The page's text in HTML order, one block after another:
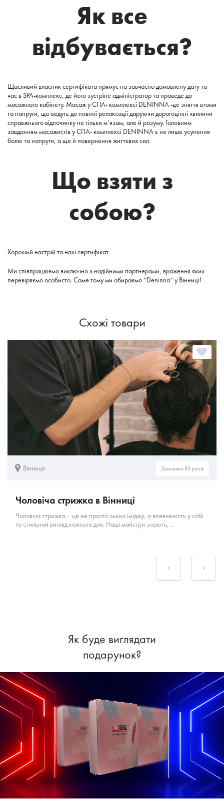
Як все
відбувається?
Щасливий власник сертифіката прямує на завчасно домовлену дату та
час в SPA-комплекс, де його зустріне адміністратор та проведе до
масажного кабінету. Масаж у СПА- комплексі DENINNA -це зняття втоми
та напруги, що ведуть до повної релаксації даруючи дорогоцінні хвилини
справжнього відпочинку не тільки м’язам, але й розуму. Головним
завданням масажистів у СПА- комплексі DENINNA є не лише усунення
болю та напруги, а ще й повернення життєвих сил.
Що взяти з
собою?
Хороший настрій та наш сертифікат.
Ми співпрацюємо виключно з надійними партнерами, враження яких
перевіряємо особисто. Саме тому ми обираємо “Deninna” у Вінниці!
Схожі товари
Вінниця Замовили 83 разів
Чоловіча стрижка в Вінниці
Чоловіча стрижка – це не просто зміна іміджу, а впевненість у собі
та стильний вигляд кожного дня. Наші майстри знають,...
Як буде виглядати
подарунок?